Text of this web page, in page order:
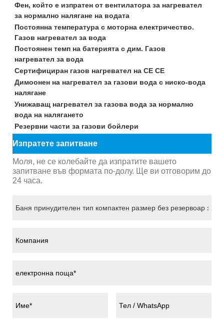
Фен, който е изпратен от вентилатора за нагревател
за нормално налягане на водата
Постоянна температура с моторна електричество.
Газов нагревател за вода
Постоянен темп на батерията с дим. Газов
нагревател за вода
Сертифициран газов нагревател на CE CE
Димоонен на нагревател за газови вода с ниско-вода
налягане
Унижаващ нагревател за газова вода за нормално
вода на налягането
Резервни части за газови бойлери
Изпратете запитване
Моля, не се колебайте да изпратите вашето
запитване във формата по-долу. Ще ви отговорим до
24 часа.